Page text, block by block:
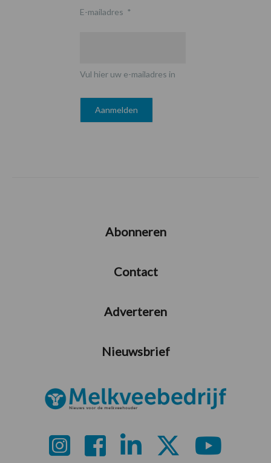
E-mailadres *
Vul hier uw e-mailadres in
Abonneren
Contact
Adverteren
Nieuwsbrief